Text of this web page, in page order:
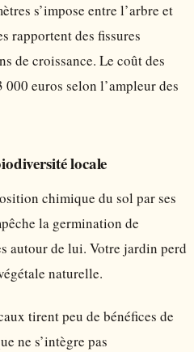
s’impose entre l’arbre et
rapportent des fissures
de croissance. Le coût des
euros selon l’ampleur des
locale
chimique du sol par ses
la germination de
autour de lui. Votre jardin perd
naturelle.
tirent peu de bénéfices de
ne s’intègre pas